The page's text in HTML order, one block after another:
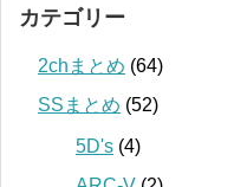
カテゴリー
2chまとめ (64)
SSまとめ (52)
5D's (4)